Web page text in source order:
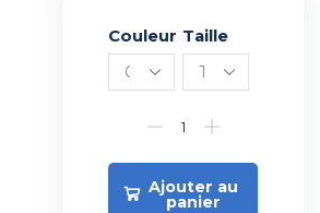
Couleur Taille
Ajouter au
panier
Alternative: